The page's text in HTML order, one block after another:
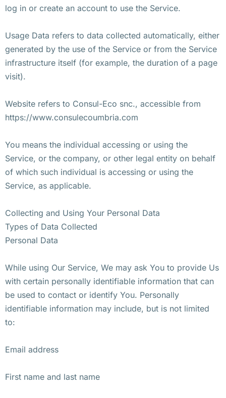
log in or create an account to use the Service.
Usage Data refers to data collected automatically, either
generated by the use of the Service or from the Service
infrastructure itself (for example, the duration of a page
visit).
Website refers to Consul-Eco snc., accessible from
https://www.consulecoumbria.com
You means the individual accessing or using the
Service, or the company, or other legal entity on behalf
of which such individual is accessing or using the
Service, as applicable.
Collecting and Using Your Personal Data
Types of Data Collected
Personal Data
While using Our Service, We may ask You to provide Us
with certain personally identifiable information that can
be used to contact or identify You. Personally
identifiable information may include, but is not limited
to:
Email address
First name and last name